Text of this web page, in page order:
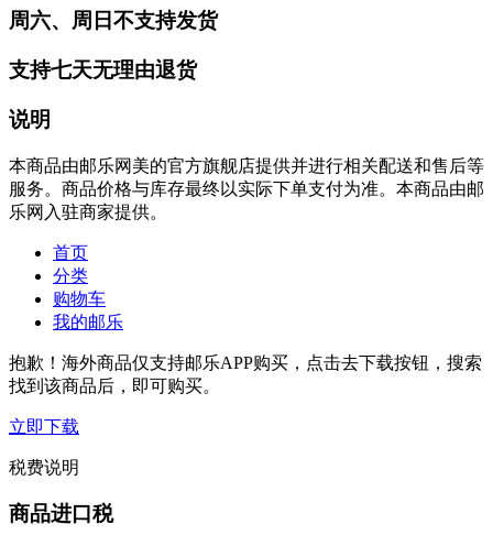
周六、周日不支持发货
支持七天无理由退货
说明
本商品由邮乐网美的官方旗舰店提供并进行相关配送和售后等
服务。商品价格与库存最终以实际下单支付为准。本商品由邮
乐网入驻商家提供。
首页
分类
购物车
我的邮乐
抱歉！海外商品仅支持邮乐APP购买，点击去下载按钮，搜索
找到该商品后，即可购买。
立即下载
税费说明
商品进口税